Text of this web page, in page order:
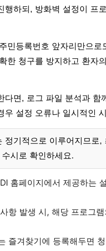
하되, 방화벽 설정이 프
민등록번호 앞자리만으
한 청구를 방지하고 환자
면, 로그 파일 분석과 함
우 설정 오류나 일시적인
정기적으로 이루어지므로
시로 확인하세요.
홈페이지에서 제공하는
항 발생 시, 해당 프로그
즐겨찾기에 등록해두면